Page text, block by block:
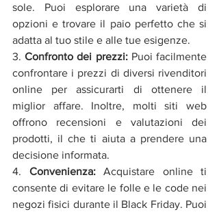
sole. Puoi esplorare una varietà di
opzioni e trovare il paio perfetto che si
adatta al tuo stile e alle tue esigenze.
3. Confronto dei prezzi: Puoi facilmente
confrontare i prezzi di diversi rivenditori
online per assicurarti di ottenere il
miglior affare. Inoltre, molti siti web
offrono recensioni e valutazioni dei
prodotti, il che ti aiuta a prendere una
decisione informata.
4. Convenienza: Acquistare online ti
consente di evitare le folle e le code nei
negozi fisici durante il Black Friday. Puoi